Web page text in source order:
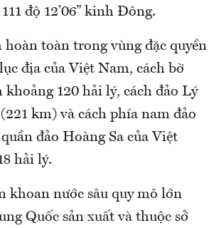
111 độ 12’06” kinh Đông.
toàn trong vùng đặc quyền
địa của Việt Nam, cách bờ
khoảng 120 hải lý, cách đảo Lý
km) và cách phía nam đảo
đảo Hoàng Sa của Việt
hải lý.
khoan nước sâu quy mô lớn
Quốc sản xuất và thuộc sở